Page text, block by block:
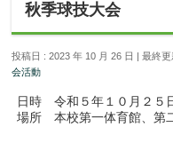
秋季球技大会
投稿日 : 2023 年 10 月 26 日 最終更
会活動
日時 令和５年１０月２５
場所 本校第一体育館、第